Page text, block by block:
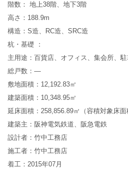
階数： 地上38階、地下3階
高さ：188.9m
構造：S造、RC造、SRC造
杭・基礎 ：
主用途：百貨店、オフィス、集会所、
総戸数：—
敷地面積：12,192.83㎡
建築面積：10,348.95㎡
延床面積：258,856.89㎡（容積対象床面
建築主：阪神電気鉄道、阪急電鉄
設計者：竹中工務店
施工者：竹中工務店
着工：2015年07月